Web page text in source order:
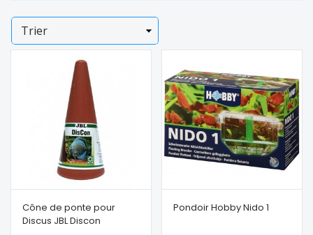
Trier
Cône de ponte pour
Discus JBL Discon
Pondoir Hobby Nido 1